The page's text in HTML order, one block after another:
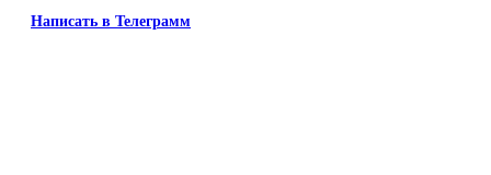
Написать в Телеграмм